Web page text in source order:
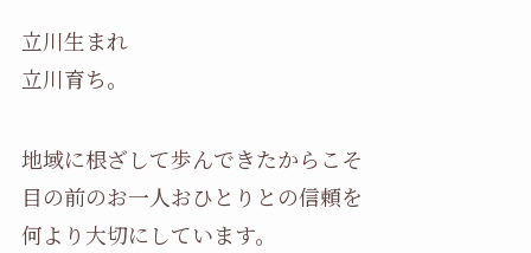
立川生まれ
立川育ち。
地域に根ざして歩んできたからこそ
目の前のお一人おひとりとの信頼を
何より大切にしています。